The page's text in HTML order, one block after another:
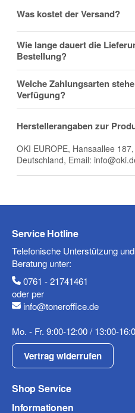
Nachname
Firma
Telefon
Mobiltelefon
Fax
Was kostet der Versand?
Wie lange dauert die
Bestellung?
Welche Zahlungsarten
Verfügung?
Herstellerangaben zur
OKI EUROPE, Hansaallee
Deutschland, Email:
Service Hotline
Telefonische Unterstützung und
Beratung unter:
0761 - 21741461
oder per
info@toneroffice.de
Mo. - Fr. 9:00-12:00 / 13:00-
Vertrag widerrufen
Shop Service
Informationen